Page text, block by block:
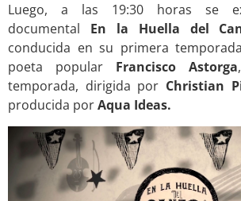
Luego, a las 19:30 horas se
documental En la Huella del
conducida en su primera
poeta popular Francisco Astorga
temporada, dirigida por Christian
producida porAqua Ideas.